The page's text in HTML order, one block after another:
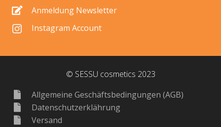
Anmeldung Newsletter
Instagram Account
© SESSU cosmetics 2023
Allgemeine Geschäftsbedingungen (AGB)
Datenschutzerklährung
Versand